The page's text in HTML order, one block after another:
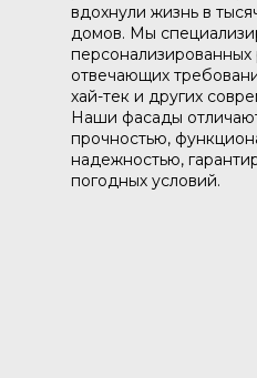
вдохнули жизнь в
домов. Мы
отвечающих
хай-тек и других
Наши фасады
прочностью,
надежностью,
погодных условий.